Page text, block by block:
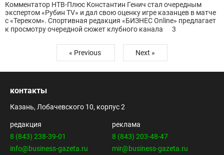
Комментатор НТВ-Плюс Константин Генич стал очередным
экспертом «Рубин TV» и дал свою оценку игре казанцев в матче
с «Тереком». Спортивная редакция «БИЗНЕС Online» предлагает
к просмотру очередной сюжет клубного канала
3
« Previous Next »
контакты
Казань, Лобачевского 10, корпус 2
редакция
8 (843) 238-39-01
info@business-gazeta.ru
реклама
8 (843) 203-48-47
mir@business-gazeta.ru